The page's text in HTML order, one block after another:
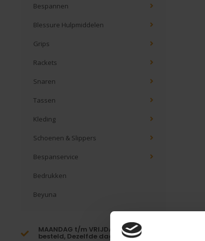
Bespannen
Blessure Hulpmiddelen
Grips
Rackets
Snaren
Tassen
Kleding
Schoenen & Slippers
Bespanservice
Bedrukken
Beyuna
MAANDAG t/m VRIJDAG voor 16:00
besteld, Dezelfde dag verzonden!*